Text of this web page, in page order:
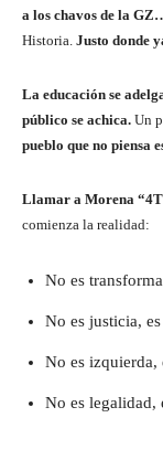
a los chavos de la
Historia. Justo donde
La educación se
público se achica. Un
pueblo que no piensa
Llamar a Morena
comienza la realidad:
No es
No es justicia,
No es izquierda,
No es legalidad,